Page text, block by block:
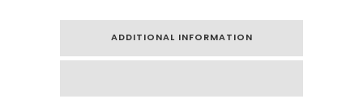
ADDITIONAL INFORMATION